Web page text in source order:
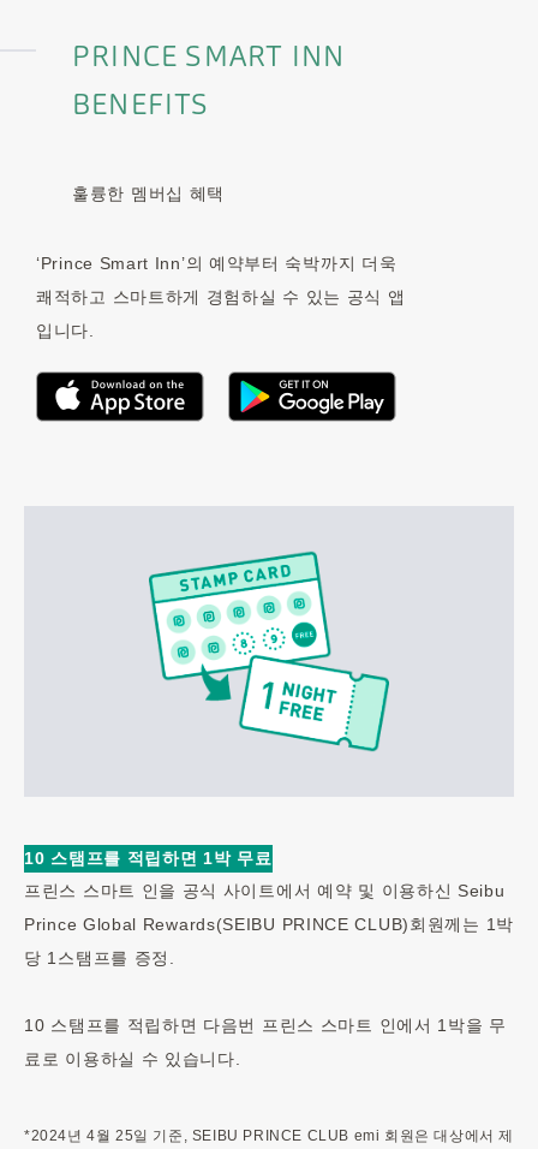
PRINCE SMART INN
BENEFITS
훌륭한 멤버십 혜택
‘Prince Smart Inn’의 예약부터 숙박까지 더욱
쾌적하고 스마트하게 경험하실 수 있는 공식 앱
입니다.
10 스탬프를 적립하면 1박 무료
프린스 스마트 인을 공식 사이트에서 예약 및 이용하신 Seibu
Prince Global Rewards(SEIBU PRINCE CLUB)회원께는 1박
당 1스탬프를 증정.
10 스탬프를 적립하면 다음번 프린스 스마트 인에서 1박을 무
료로 이용하실 수 있습니다.
*2024년 4월 25일 기준, SEIBU PRINCE CLUB emi 회원은 대상에서 제